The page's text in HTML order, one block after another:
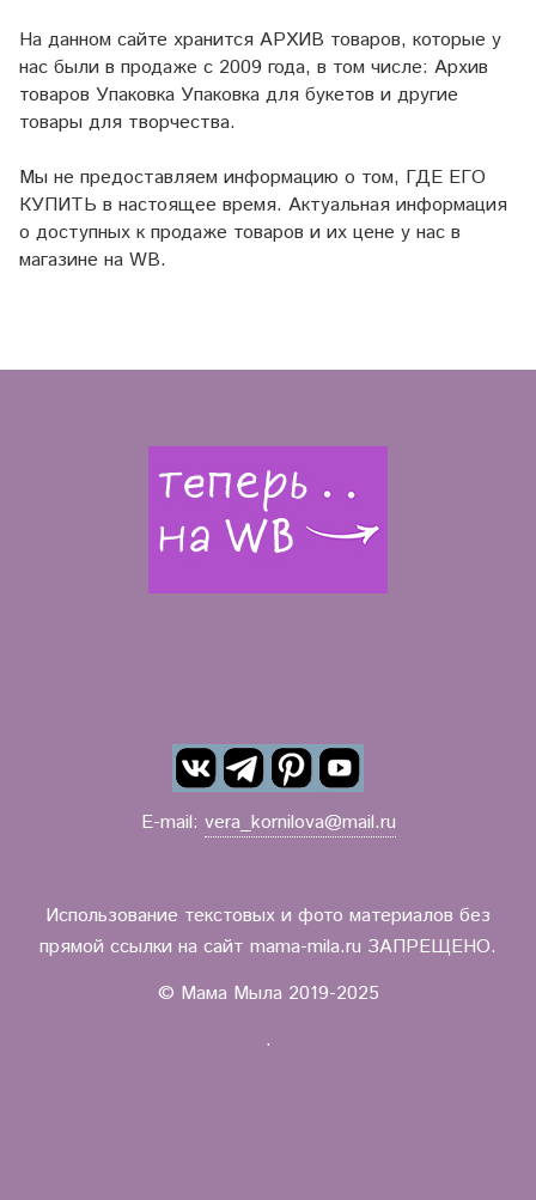
На данном сайте хранится АРХИВ товаров, которые у
нас были в продаже с 2009 года, в том числе: Архив
товаров Упаковка Упаковка для букетов и другие
товары для творчества.
Мы не предоставляем информацию о том, ГДЕ ЕГО
КУПИТЬ в настоящее время. Актуальная информация
о доступных к продаже товаров и их цене у нас в
магазине на WB.
E-mail: vera_kornilova@mail.ru
Использование текстовых и фото материалов без
прямой ссылки на сайт mama-mila.ru ЗАПРЕЩЕНО.
© Мама Мыла 2019-2025
.